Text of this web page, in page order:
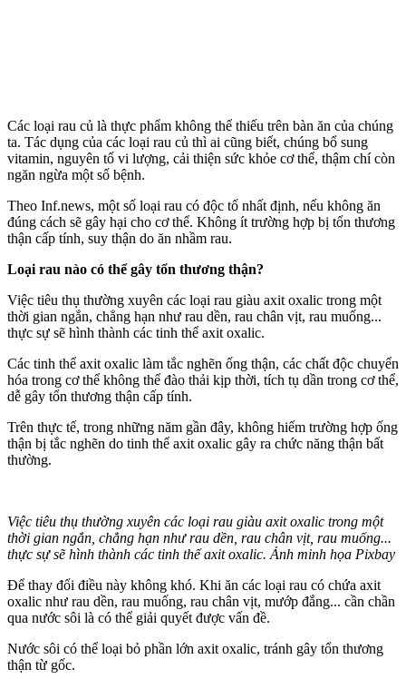
Các loại rau củ là thực phẩm không thể thiếu trên bàn ăn của chúng
ta. Tác dụng của các loại rau củ thì ai cũng biết, chúng bổ sung
vitamin, nguyên tố vi lượng, cải thiện sức khỏe c‌ơ th‌ể, thậm chí còn
ngăn ngừa một số bệnh.
Theo Inf.news, một số loại rau có độc tố nhất định, nếu không ăn
đúng cách sẽ gây hại cho c‌ơ th‌ể. Không ít trường hợp bị tổn thương
thận cấp tính, suy thận do ăn nhầm rau.
Loại rau nào có thể gây tổn thương thận?
Việc tiêu thụ thường xuyên các loại rau giàu axit oxalic trong một
thời gian ngắn, chẳng hạn như rau dền, rau chân vịt, rau muống...
thực sự sẽ hình thành các tinh thể axit oxalic.
Các tinh thể axit oxalic làm tắc nghẽn ống thận, các chất độc chuyển
hóa trong c‌ơ th‌ể không thể đào thải kịp thời, tích tụ dần trong c‌ơ th‌ể,
dễ gây tổn thương thận cấp tính.
Trên thực tế, trong những năm gần đây, không hiếm trường hợp ống
thận bị tắc nghẽn do tinh thể axit oxalic gây ra chức năng thận bất
thường.
Việc tiêu thụ thường xuyên các loại rau giàu axit oxalic trong một
thời gian ngắn, chẳng hạn như rau dền, rau chân vịt, rau muống...
thực sự sẽ hình thành các tinh thể axit oxalic. Ảnh minh họa Pixbay
Để thay đổi điều này không khó. Khi ăn các loại rau có chứa axit
oxalic như rau dền, rau muống, rau chân vịt, mướp đắng... cần chần
qua nước sôi là có thể giải quyết được vấn đề.
Nước sôi có thể loại bỏ phần lớn axit oxalic, tránh gây tổn thương
thận từ gốc.